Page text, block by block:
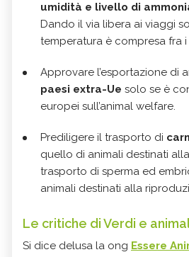
umidità e livello di
Dando il via libera ai viaggi
temperatura è compresa fra i
Approvare l’esportazione di
paesi extra-Ue solo se è
europei sull’animal welfare.
Prediligere il trasporto di
quello di animali destinati
trasporto di sperma ed
animali destinati alla
Le critiche di Verdi e
Si dice delusa la ong Essere